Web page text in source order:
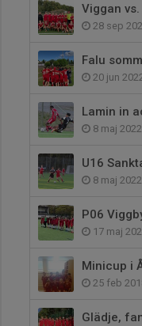
Viggan
28 sep
Falu
20 jun
Lamin in
8 maj 2022
U16
8 maj 2022
P06
17 maj
Minicup i
25 feb
Glädje,